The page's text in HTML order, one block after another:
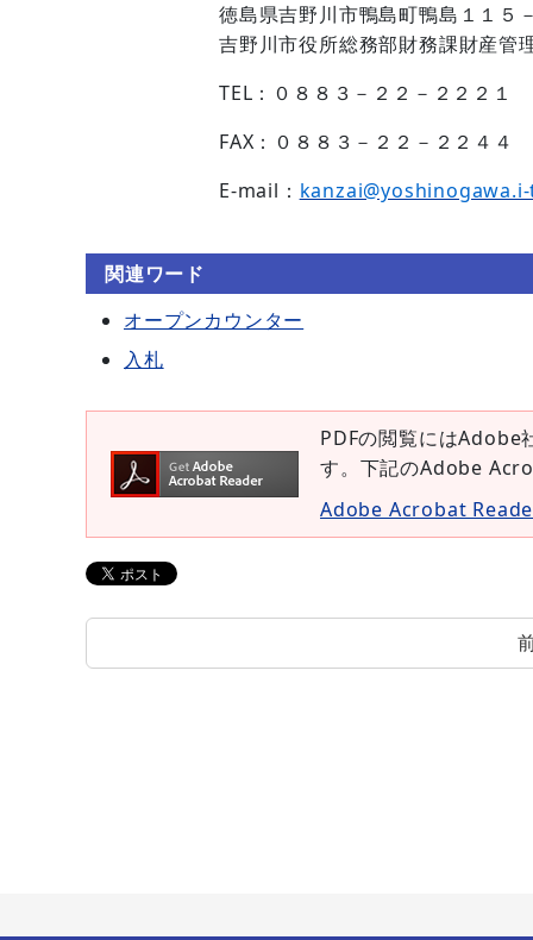
徳島県吉野川市鴨島町鴨島１１５
吉野川市役所総務部財務課財産管
TEL：０８８３－２２－２２２１
FAX：０８８３－２２－２２４４
E-mail：
関連ワード
オープンカウンター
入札
PDFの閲覧には
す。下記のAdobe
Adobe Acrobat